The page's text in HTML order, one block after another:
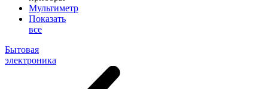
Мультиметр
Показать
все
Бытовая
электроника